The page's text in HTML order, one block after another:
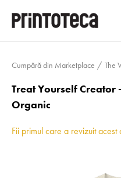
Cumpără din Marketplace The
Treat Yourself Creator
Organic
Fii primul care a revizuit acest